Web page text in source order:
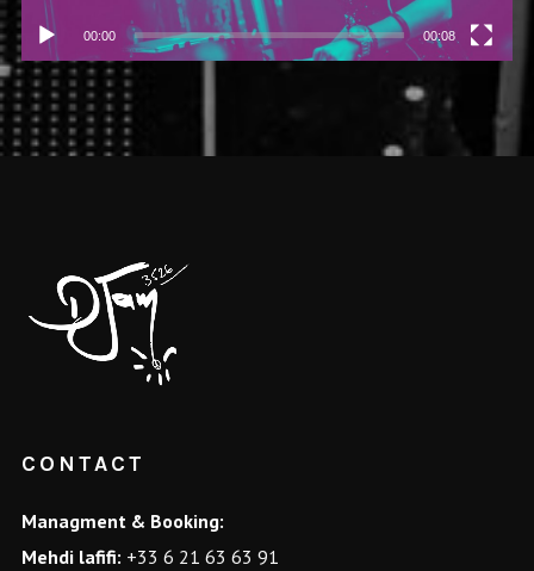
00:00 00:08
CONTACT
Managment & Booking:
Mehdi lafifi: +33 6 21 63 63 91